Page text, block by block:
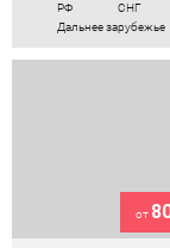
РФ
СНГ
Дальнее зарубежье
от